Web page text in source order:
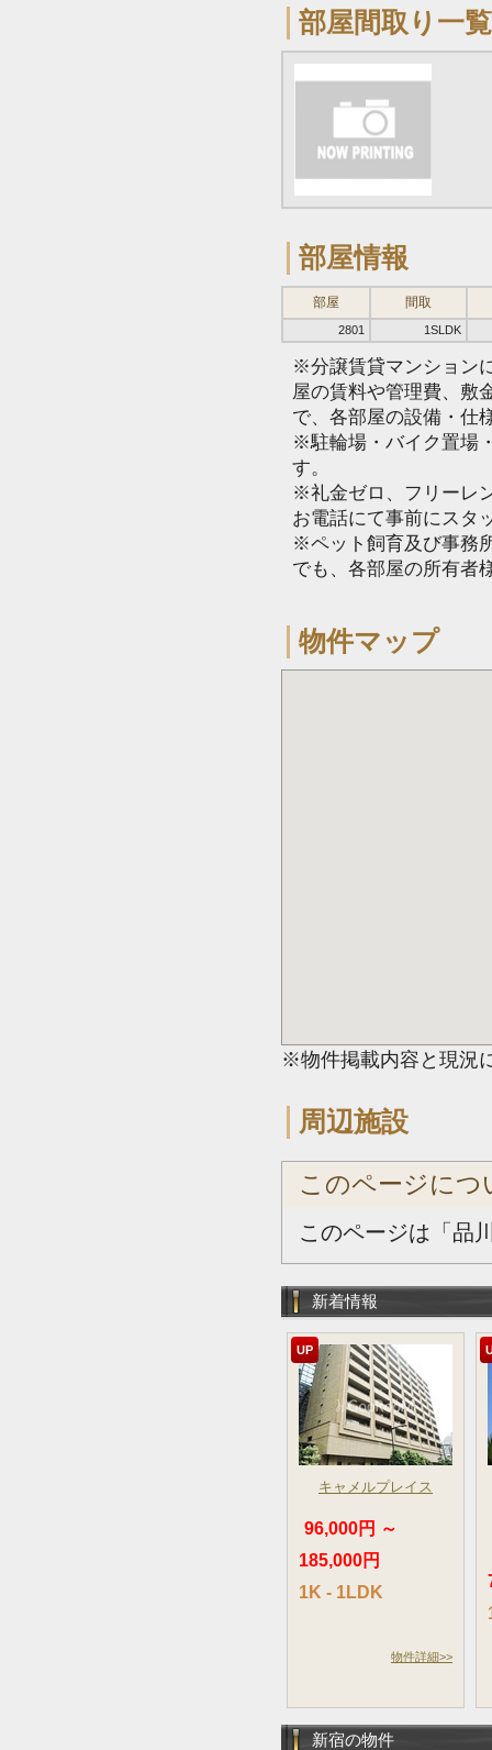
部屋間取り一覧
部屋情報
部屋 間取
2801 1SLDK
※分譲賃貸マンション
屋の賃料や管理費、敷
で、各部屋の設備・仕
※駐輪場・バイク置場
す。
※礼金ゼロ、フリーレ
お電話にて事前にスタ
※ペット飼育及び事務
でも、各部屋の所有者
物件マップ
※物件掲載内容と現況
周辺施設
このページにつ
このページは「品
新着情報
UP
キャメルプレイス
96,000円 ～
185,000円
1K - 1LDK
物件詳細>>
新宿の物件